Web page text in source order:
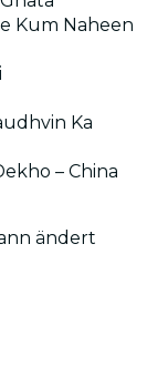
Kum Naheen
Ka
– China
ändert